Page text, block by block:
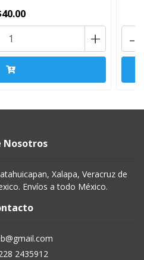
+ -
Nosotros
Xalapa, Veracruz de
Envíos a todo México.
2435912